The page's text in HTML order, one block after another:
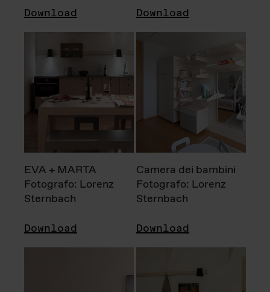
Download Download
EVA + MARTA
Fotografo: Lorenz
Sternbach
Download
Camera dei bambini
Fotografo: Lorenz
Sternbach
Download